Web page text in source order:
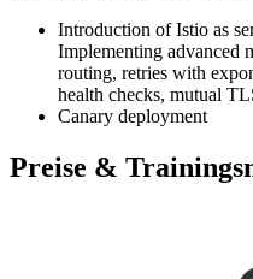
Introduction of Istio as
Implementing advanced
routing, retries with
health checks, mutual
Canary deployment
Preise &